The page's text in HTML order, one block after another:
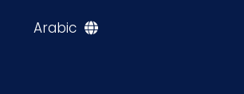
Arabic